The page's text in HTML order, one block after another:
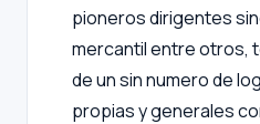
pioneros dirigentes
mercantil entre otros,
de un sin numero de
propias y generales